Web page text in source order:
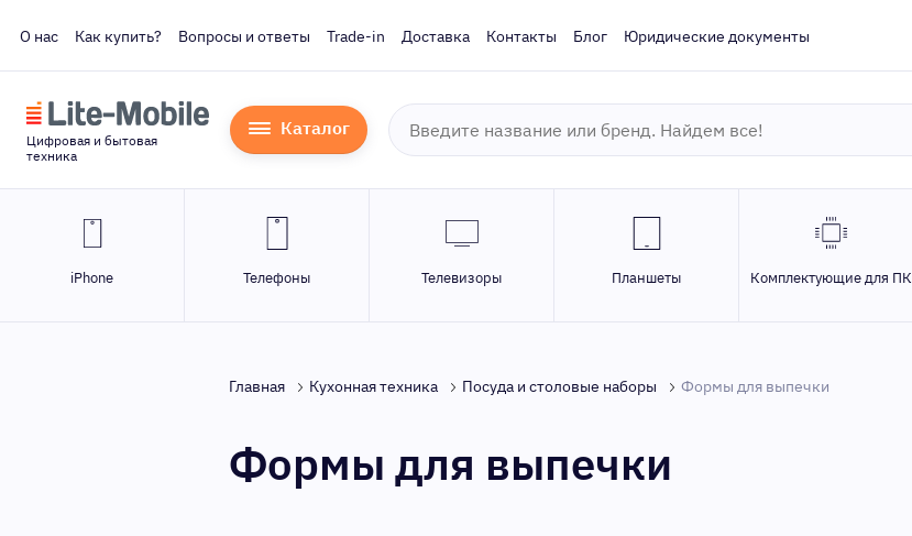
О нас Как купить? Вопросы и ответы Trade-in Доставка Контакты Блог Юридические документы
Цифровая и бытовая
техника
Каталог
iPhone Телефоны Телевизоры Планшеты Комплектующие для ПК
Главная Кухонная техника Посуда и столовые наборы Формы для выпечки
Формы для выпечки